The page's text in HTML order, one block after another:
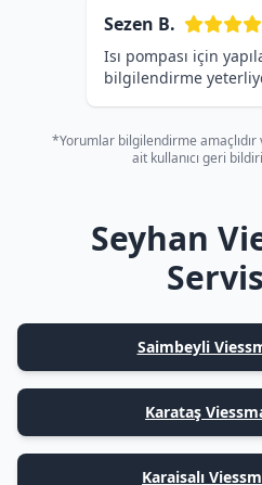
Sezen B.
Isı pompası için
bilgilendirme
*Yorumlar bilgilendirme
ait kullanıcı geri
Seyhan
Saimbeyli
Karataş
Karaisalı